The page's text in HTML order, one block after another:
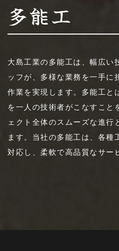
多能工
大島工業の多能工は、幅広い
ッフが、多様な業務を一手に
作業を実現します。多能工と
を一人の技術者がこなすこと
ェクト全体のスムーズな進行
ます。当社の多能工は、各種
対応し、柔軟で高品質なサー